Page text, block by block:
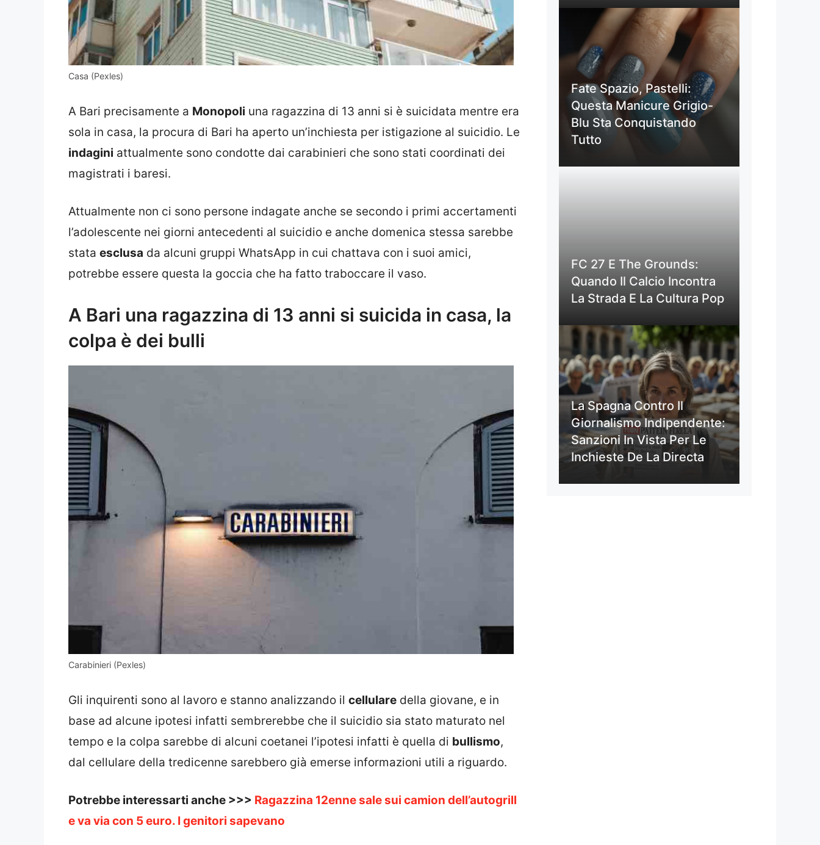
Casa (Pexles)
A Bari precisamente a Monopoli una ragazzina di 13 anni si è suicidata mentre era
sola in casa, la procura di Bari ha aperto un’inchiesta per istigazione al suicidio. Le
indagini attualmente sono condotte dai carabinieri che sono stati coordinati dei
magistrati i baresi.
Attualmente non ci sono persone indagate anche se secondo i primi accertamenti
l’adolescente nei giorni antecedenti al suicidio e anche domenica stessa sarebbe
stata esclusa da alcuni gruppi WhatsApp in cui chattava con i suoi amici,
potrebbe essere questa la goccia che ha fatto traboccare il vaso.
A Bari una ragazzina di 13 anni si suicida in casa, la
colpa è dei bulli
Carabinieri (Pexles)
Gli inquirenti sono al lavoro e stanno analizzando il cellulare della giovane, e in
base ad alcune ipotesi infatti sembrerebbe che il suicidio sia stato maturato nel
tempo e la colpa sarebbe di alcuni coetanei l’ipotesi infatti è quella di bullismo,
dal cellulare della tredicenne sarebbero già emerse informazioni utili a riguardo.
Potrebbe interessarti anche >>> Ragazzina 12enne sale sui camion dell’autogrill
e va via con 5 euro. I genitori sapevano
Fate Spazio, Pastelli:
Questa Manicure Grigio-
Blu Sta Conquistando
Tutto
FC 27 E The Grounds:
Quando Il Calcio Incontra
La Strada E La Cultura Pop
La Spagna Contro Il
Giornalismo Indipendente:
Sanzioni In Vista Per Le
Inchieste De La Directa